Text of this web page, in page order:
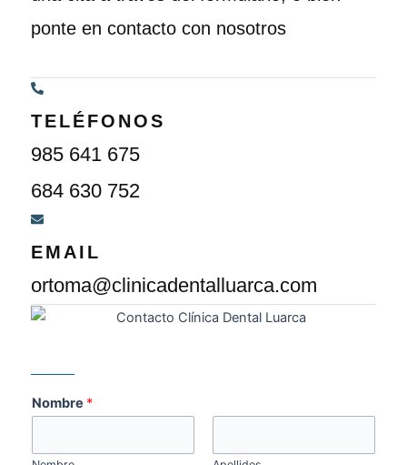
ponte en contacto con nosotros
TELÉFONOS
985 641 675
684 630 752
EMAIL
ortoma@clinicadentalluarca.com
Nombre *